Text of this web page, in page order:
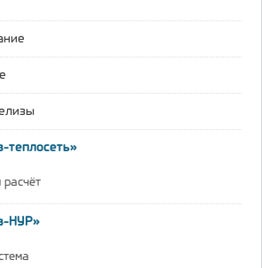
теплосеть»
расчёт
НУР»